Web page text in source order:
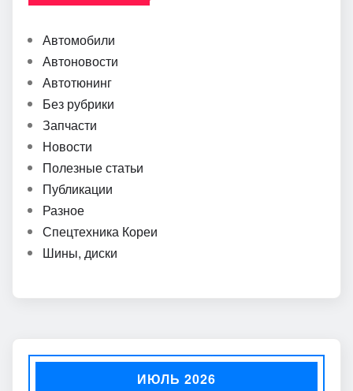
Автомобили
Автоновости
Автотюнинг
Без рубрики
Запчасти
Новости
Полезные статьи
Публикации
Разное
Спецтехника Кореи
Шины, диски
ИЮЛЬ 2026